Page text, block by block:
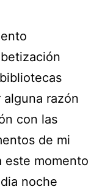
razón
con las
de mi
este momento
noche